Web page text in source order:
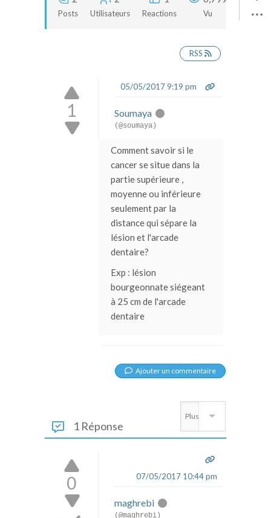
Posts Utilisateurs Reactions Vu
RSS
1
05/05/2017 9:19 pm
Soumaya
(@soumaya)
Comment savoir si le
cancer se situe dans la
partie supérieure ,
moyenne ou inférieure
seulement par la
distance qui sépare la
lésion et l'arcade
dentaire?
Exp : lésion
bourgeonnate siégeant
à 25 cm de l'arcade
dentaire
Ajouter un commentaire
1 Réponse
0 07/05/2017 10:44 pm
maghrebi
(@maghrebi)